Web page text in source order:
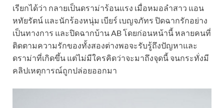
เรียกได้ว่า กลายเป็นดราม่าร้อนแรง เมื่อหมอลำสาว แอน
หทัยรัตน์ และนักร้องหนุ่ม เบียร์ เบญจภัทร ปิดฉากรักอย่าง
เป็นทางการ และปิดฉากบ้าน AB โดยก่อนหน้านี้ หลายคนที่
ติดตามความรักของทั้งสองต่างพอจะรับรู้ถึงปัญหาและ
ดราม่าที่เกิดขึ้น แต่ไม่มีใครคิดว่าจะมาถึงจุดนี้ จนกระทั่งมี
คลิปเหตุการณ์ถูกปล่อยออกมา